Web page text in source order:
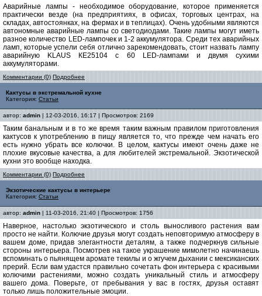
Аварийные лампы - необходимое оборудование, которое применяется
практически везде (на предприятиях, в офисах, торговых центрах, на
складах, автостоянках, на фермах и в теплицах). Очень удобными являются
автономные аварийные лампы со светодиодами. Такие лампы могут иметь
разное количество LED-лампочек и 1-2 аккумулятора. Среди тех аварийных
ламп, которые успели себя отлично зарекомендовать, стоит назвать лампу
аварийную KLAUS КЕ25104 с 60 LED-лампами и двумя сухими
аккумуляторами.
Комментарии (0) Подробнее
Кактусы в экстремальной кухне
Категория: Статьи
автор: admin | 12-03-2016, 16:17 | Просмотров: 2169
Таким банальным и в то же время таким важным правилом приготовления
кактусов к употреблению в пищу является то, что прежде чем начать его
есть нужно убрать все колючки. В целом, кактусы имеют очень даже не
плохие вкусовые качества, а для любителей экстремальной. Экзотической
кухни это вообще находка.
Комментарии (0) Подробнее
Экзотические кактусы в интерьере
Категория: Статьи
автор: admin | 11-03-2016, 21:40 | Просмотров: 1756
Наверное, настолько экзотического и столь выносливого растения вам
просто не найти. Колючие друзья могут создать неповторимую атмосферу в
вашем доме, придав элегантности деталям, а также подчеркнув сильные
стороны интерьера. Посмотрев на такое украшение мимолетно начинаешь
вспоминать о пьянящем аромате текилы и о жгучем дыхании с мексиканских
прерий. Если вам удастся правильно сочетать фон интерьера с красивыми
колючими растениями, можно создать уникальный стиль и атмосферу
вашего дома. Поверьте, от пребывания у вас в гостях, друзья оставят
только лишь положительные эмоции.